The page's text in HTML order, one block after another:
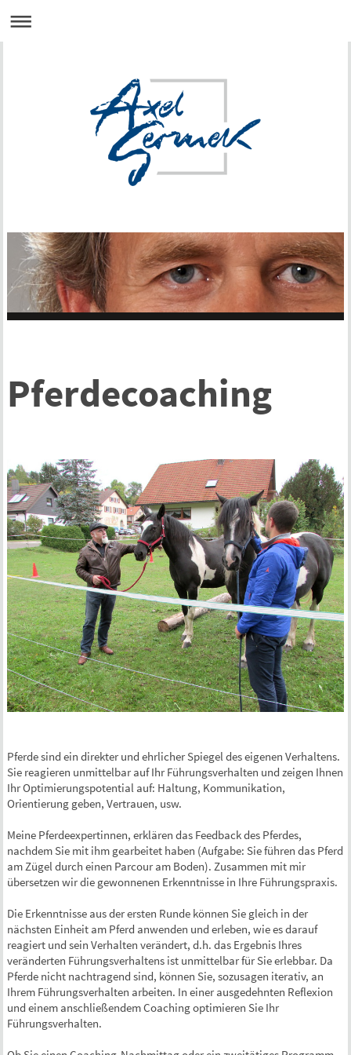
Pferdecoaching
Pferde sind ein direkter und ehrlicher Spiegel des eigenen Verhaltens.
Sie reagieren unmittelbar auf Ihr Führungsverhalten und zeigen Ihnen
Ihr Optimierungspotential auf: Haltung, Kommunikation,
Orientierung geben, Vertrauen, usw.
Meine Pferdeexpertinnen, erklären das Feedback des Pferdes,
nachdem Sie mit ihm gearbeitet haben (Aufgabe: Sie führen das Pferd
am Zügel durch einen Parcour am Boden). Zusammen mit mir
übersetzen wir die gewonnenen Erkenntnisse in Ihre Führungspraxis.
Die Erkenntnisse aus der ersten Runde können Sie gleich in der
nächsten Einheit am Pferd anwenden und erleben, wie es darauf
reagiert und sein Verhalten verändert, d.h. das Ergebnis Ihres
veränderten Führungsverhaltens ist unmittelbar für Sie erlebbar. Da
Pferde nicht nachtragend sind, können Sie, sozusagen iterativ, an
Ihrem Führungsverhalten arbeiten. In einer ausgedehnten Reflexion
und einem anschließendem Coaching optimieren Sie Ihr
Führungsverhalten.